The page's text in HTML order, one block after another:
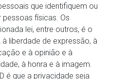
que identifiquem ou
físicas. Os
lei, entre outros, é o
liberdade de expressão, à
e à opinião e à
à honra e à imagem.
é que a privacidade seja